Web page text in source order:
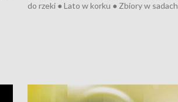
do rzeki ● Lato w korku ● Zbiory w sadach